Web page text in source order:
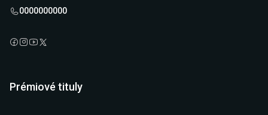
0000000000
Prémiové tituly